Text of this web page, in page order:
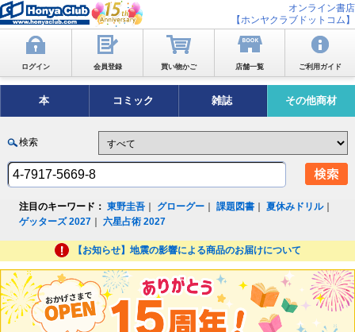
オンライン書店
【ホンヤクラブドットコム】
ログイン 会員登録 買い物かご 店舗一覧 ご利用ガイド
本 コミック 雑誌 その他商材
検索
注目のキーワード： 東野圭吾 グローグー ｜課題図書 ｜夏休みドリル｜
ゲッターズ 2027 ｜六星占術 2027
【お知らせ】地震の影響による商品のお届けについて